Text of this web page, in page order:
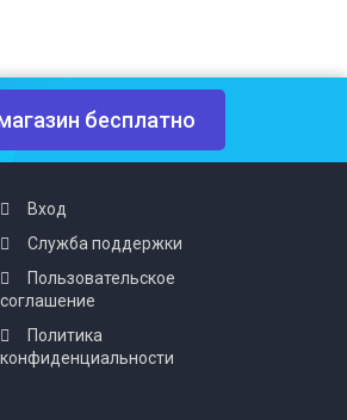
бесплатно
Вход
Служба поддержки
Пользовательское
соглашение
Политика
конфиденциальности